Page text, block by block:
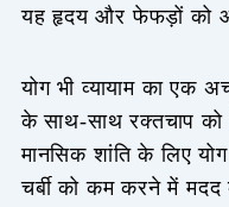
यह हृदय और फेफड़ों को
योग भी व्यायाम का एक
के साथ-साथ रक्तचाप को
मानसिक शांति के लिए
चर्बी को कम करने में